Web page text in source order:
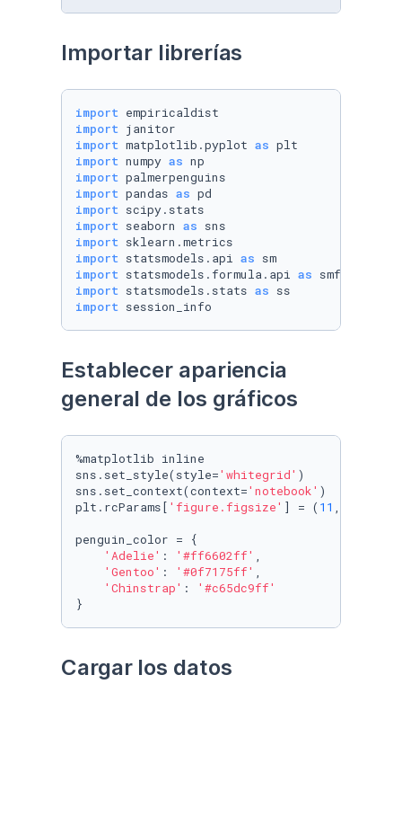
Importar librerías
import
import
import matplotlib.pyplot as
import numpy as
import
import pandas as
import
import seaborn as
import
import statsmodels.api as
import statsmodels.formula.api as
import statsmodels.stats as
import session_info
Establecer apariencia
general de los gráficos
%matplotlib inline
sns.set_style(style='whitegrid' )
sns.set_context(context='notebook' )
plt.rcParams[ 'figure.figsize' ] = ( 11 ,
penguin_color = {
'Adelie' : '#ff6602ff' ,
'Gentoo' : '#0f7175ff' ,
'Chinstrap' :
'#c65dc9ff'
}
Cargar los datos